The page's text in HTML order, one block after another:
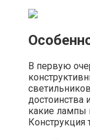
В первую
достоинства
какие лампы
Конструкция